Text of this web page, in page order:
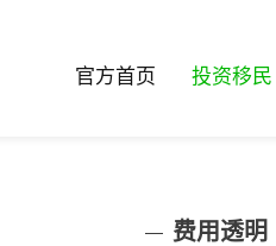
官方首页 投资移民
费用透明